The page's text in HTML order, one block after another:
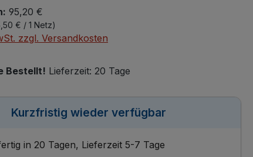
95,20 €
€ / 1 Netz)
zzgl. Versandkosten
Bestellt! Lieferzeit: 20 Tage
Kurzfristig wieder verfügbar
in 20 Tagen, Lieferzeit 5-7 Tage